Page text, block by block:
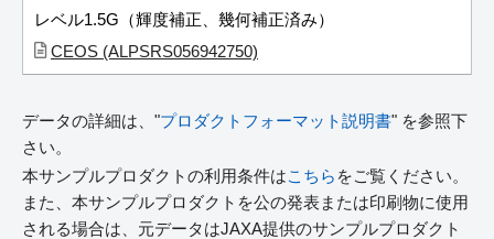
レベル1.5G（輝度補正、幾何補正済み）
CEOS (ALPSRS056942750)
データの詳細は、"プロダクトフォーマット説明書" を参照下
さい。
本サンプルプロダクトの利用条件はこちら をご覧ください。
また、本サンプルプロダクトを公の発表または印刷物に使用
される場合は、元データはJAXA提供のサンプルプロダクト